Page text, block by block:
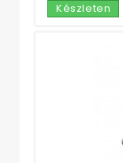
Készleten